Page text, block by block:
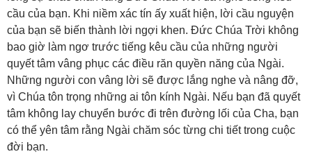
cầu của bạn. Khi niềm xác tín ấy xuất hiện, lời cầu nguyện
của bạn sẽ biến thành lời ngợi khen. Đức Chúa Trời không
bao giờ làm ngơ trước tiếng kêu cầu của những người
quyết tâm vâng phục các điều răn quyền năng của Ngài.
Những người con vâng lời sẽ được lắng nghe và nâng đỡ,
vì Chúa tôn trọng những ai tôn kính Ngài. Nếu bạn đã quyết
tâm không lay chuyển bước đi trên đường lối của Cha, bạn
có thể yên tâm rằng Ngài chăm sóc từng chi tiết trong cuộc
đời bạn.